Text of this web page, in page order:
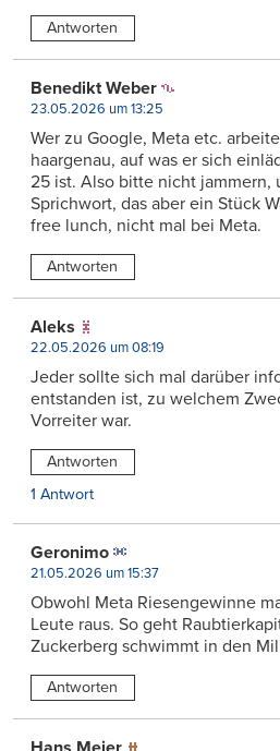
Antworten
Benedikt Weber
23.05.2026 um 13:25
Wer zu Google, Meta etc.
haargenau, auf was er sich
25 ist. Also bitte nicht jammern,
Sprichwort, das aber ein Stück
free lunch, nicht mal bei Meta.
Antworten
Aleks
22.05.2026 um 08:19
Jeder sollte sich mal darüber
entstanden ist, zu welchem
Vorreiter war.
Antworten
1 Antwort
Geronimo
21.05.2026 um 15:37
Obwohl Meta Riesengewinne
Leute raus. So geht
Zuckerberg schwimmt in den
Antworten